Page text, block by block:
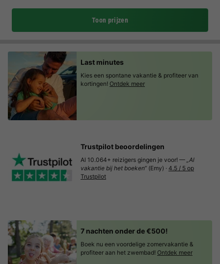
Toon prijzen
Last minutes
Kies een spontane vakantie & profiteer van
kortingen! Ontdek meer
Trustpilot beoordelingen
Al 10.064+ reizigers gingen je voor! — „Al
vakantie bij het boeken“ (Emy) · 4.5 / 5 op
Trustpilot
7 nachten onder de €500!
Boek nu een voordelige zomervakantie &
profiteer aan het zwembad! Ontdek meer